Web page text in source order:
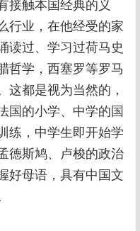
行业，在他经受的家
读过、学习过荷马史
哲学，西塞罗等罗马
都是视为当然的，
国的小学、中学的国
练，中学生即开始学
德斯鸠、卢梭的政治
好母语，具有中国文